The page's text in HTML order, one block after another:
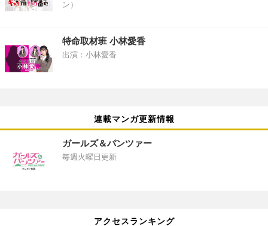
ン）
特命取材班 小林愛香
出演：小林愛香
連載マンガ更新情報
ガールズ＆パンツァー
毎週火曜日更新
アクセスランキング